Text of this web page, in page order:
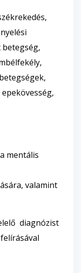
mentális
valamint
diagnózist